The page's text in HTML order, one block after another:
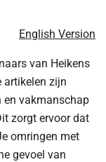
English Version
van Heikens
artikelen zijn
en vakmanschap
zorgt ervoor dat
omringen met
gevoel van